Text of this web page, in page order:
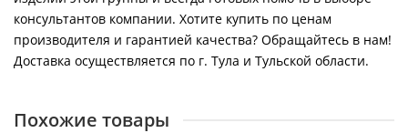
консультантов компании. Хотите купить по ценам
производителя и гарантией качества? Обращайтесь в нам!
Доставка осуществляется по г. Тула и Тульской области.
Похожие товары